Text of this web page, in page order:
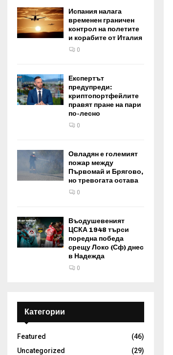
Испания налага
временен граничен
контрол на полетите
и корабите от Италия
0
Експертът
предупреди:
криптопортфейлите
правят пране на пари
по-лесно
0
Овладян е големият
пожар между
Първомай и Брягово,
но тревогата остава
0
Въодушевеният
ЦСКА 1948 търси
поредна победа
срещу Локо (Сф) днес
в Надежда
0
Категории
Featured
(46)
Uncategorized
(29)